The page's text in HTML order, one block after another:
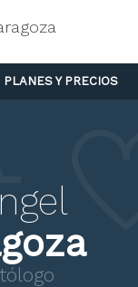
PLANES Y PRECIOS